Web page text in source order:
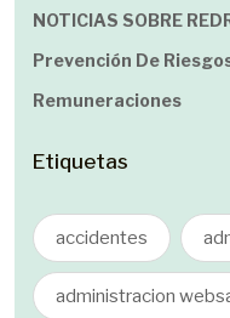
NOTICIAS SOBRE
Prevención De
Remuneraciones
Etiquetas
accidentes
administracion